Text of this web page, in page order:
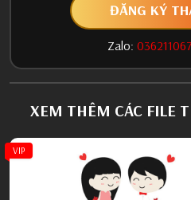
ĐĂNG KÝ
Zalo:
XEM THÊM CÁC FILE
VIP